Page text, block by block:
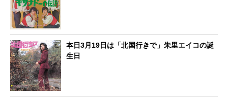
本日3月19日は「北国行きで」朱里エイコの誕
生日